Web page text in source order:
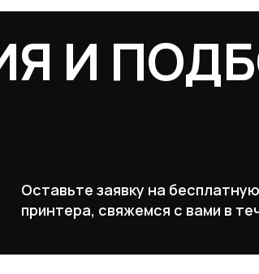
И
Оставьте заявку на
принтера, свяжемся с вами в